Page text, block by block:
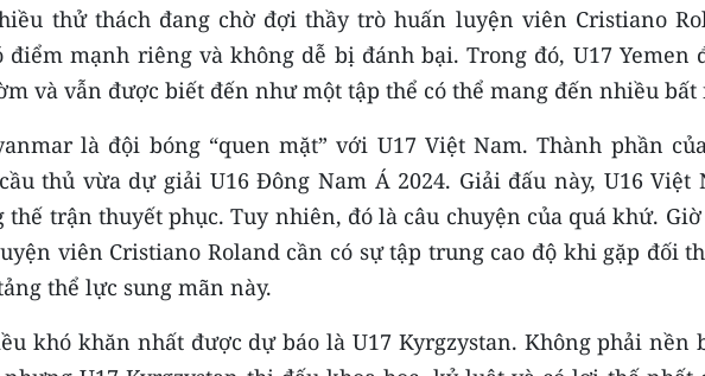
thử thách đang chờ đợi thầy trò huấn luyện viên Cristiano
điểm mạnh riêng và không dễ bị đánh bại. Trong đó, U17 Yemen
và vẫn được biết đến như một tập thể có thể mang đến nhiều bất
là đội bóng “quen mặt” với U17 Việt Nam. Thành phần
thủ vừa dự giải U16 Đông Nam Á 2024. Giải đấu này, U16 Việt
thế trận thuyết phục. Tuy nhiên, đó là câu chuyện của quá khứ. Giờ
viên Cristiano Roland cần có sự tập trung cao độ khi gặp đối
thể lực sung mãn này.
khó khăn nhất được dự báo là U17 Kyrgzystan. Không phải nền